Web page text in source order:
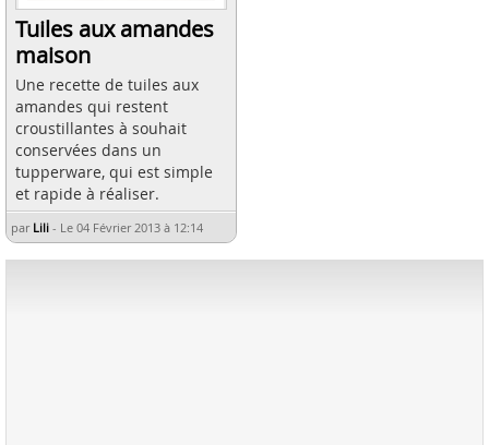
Tuiles aux amandes
maison
Une recette de tuiles aux
amandes qui restent
croustillantes à souhait
conservées dans un
tupperware, qui est simple
et rapide à réaliser.
par Lili - Le 04 Février 2013 à 12:14